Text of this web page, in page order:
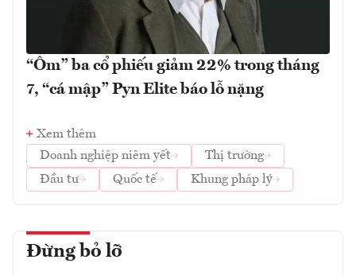
“Ôm” ba cổ phiếu giảm 22% trong tháng
7, “cá mập” Pyn Elite báo lỗ nặng
Xem thêm
Doanh nghiệp niêm yết
Thị trường
Đầu tư
Quốc tế Khung pháp lý
Đừng bỏ lỡ